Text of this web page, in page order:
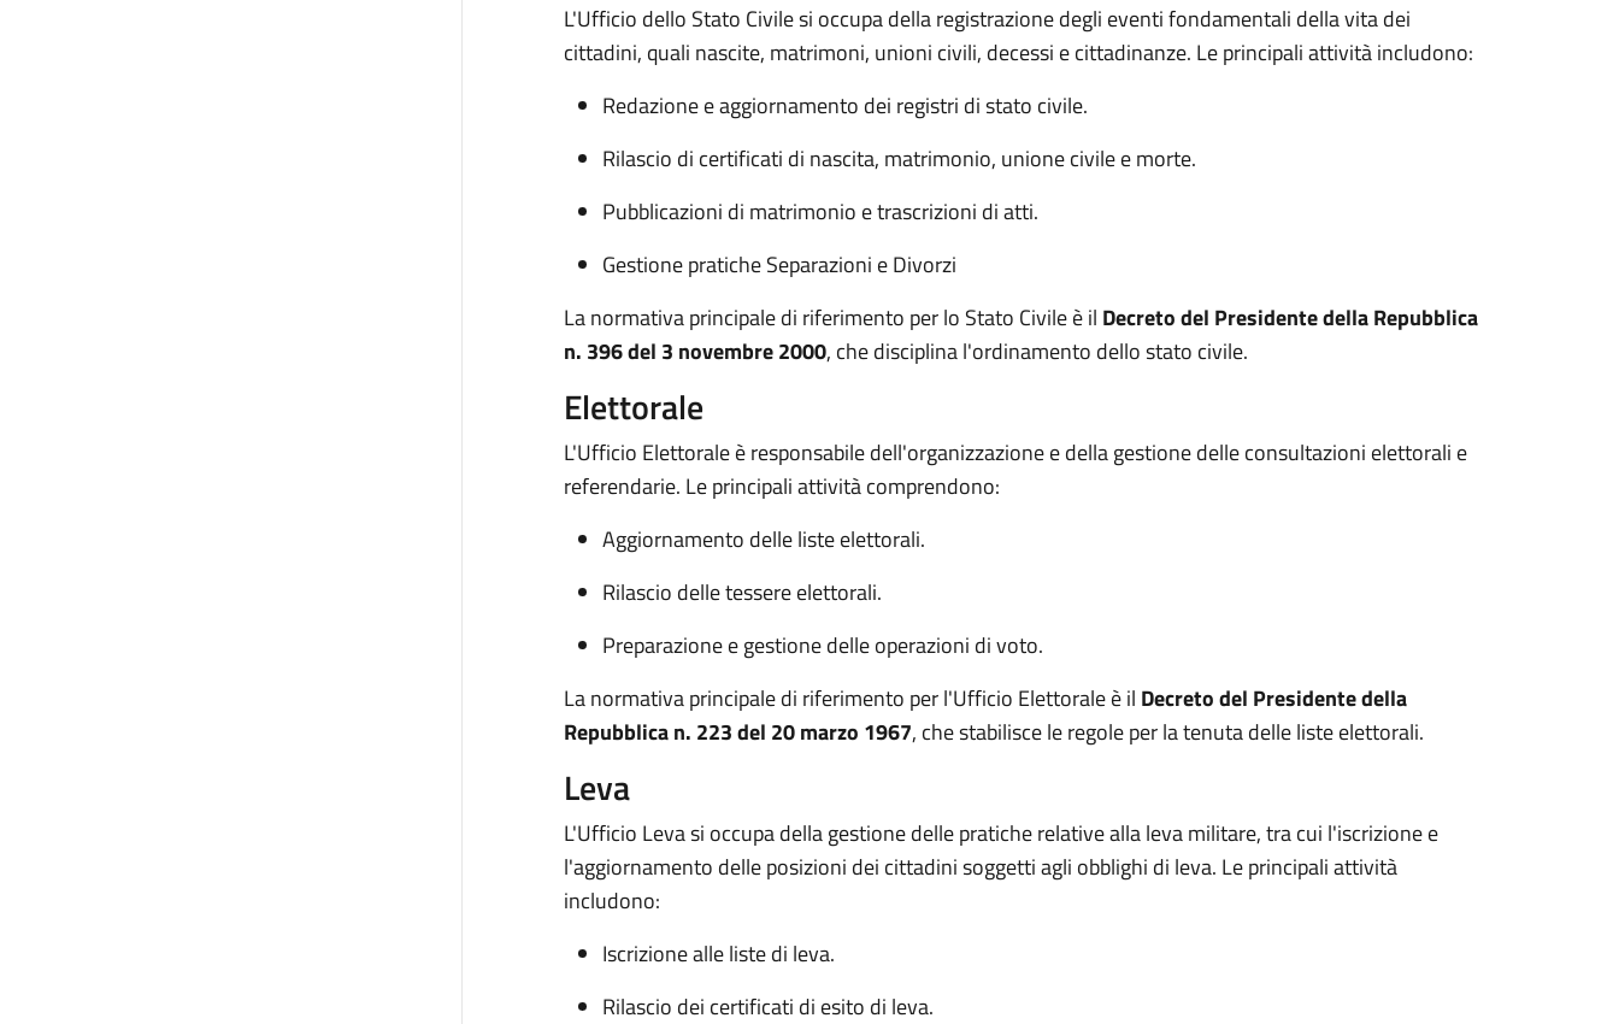
L'Ufficio dello Stato Civile si occupa della registrazione degli eventi fondamentali della vita dei
cittadini, quali nascite, matrimoni, unioni civili, decessi e cittadinanze. Le principali attività includono:
Redazione e aggiornamento dei registri di stato civile.
Rilascio di certificati di nascita, matrimonio, unione civile e morte.
Pubblicazioni di matrimonio e trascrizioni di atti.
Gestione pratiche Separazioni e Divorzi
La normativa principale di riferimento per lo Stato Civile è il Decreto del Presidente della Repubblica
n. 396 del 3 novembre 2000, che disciplina l'ordinamento dello stato civile.
Elettorale
L'Ufficio Elettorale è responsabile dell'organizzazione e della gestione delle consultazioni elettorali e
referendarie. Le principali attività comprendono:
Aggiornamento delle liste elettorali.
Rilascio delle tessere elettorali.
Preparazione e gestione delle operazioni di voto.
La normativa principale di riferimento per l'Ufficio Elettorale è il Decreto del Presidente della
Repubblica n. 223 del 20 marzo 1967, che stabilisce le regole per la tenuta delle liste elettorali.
Leva
L'Ufficio Leva si occupa della gestione delle pratiche relative alla leva militare, tra cui l'iscrizione e
l'aggiornamento delle posizioni dei cittadini soggetti agli obblighi di leva. Le principali attività
includono:
Iscrizione alle liste di leva.
Rilascio dei certificati di esito di leva.